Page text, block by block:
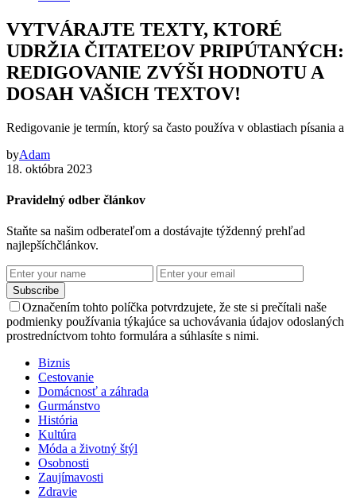
VYTVÁRAJTE TEXTY, KTORÉ
UDRŽIA ČITATEĽOV PRIPÚTANÝCH:
REDIGOVANIE ZVÝŠI HODNOTU A
DOSAH VAŠICH TEXTOV!
Redigovanie je termín, ktorý sa často používa v oblastiach písania a
byAdam
18. októbra 2023
Pravidelný odber článkov
Staňte sa našim odberateľom a dostávajte týždenný prehľad
najlepšíchčlánkov.
Subscribe
Označením tohto políčka potvrdzujete, že ste si prečítali naše
podmienky používania týkajúce sa uchovávania údajov odoslaných
prostredníctvom tohto formulára a súhlasíte s nimi.
Biznis
Cestovanie
Domácnosť a záhrada
Gurmánstvo
História
Kultúra
Móda a životný štýl
Osobnosti
Zaujímavosti
Zdravie